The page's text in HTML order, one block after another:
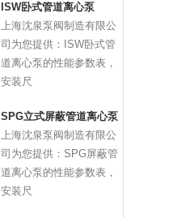
ISW卧式管道离心泵
上海沈泉泵阀制造有限公
司为您提供：ISW卧式管
道离心泵的性能参数表，
安装尺
SPG立式屏蔽管道离心泵
上海沈泉泵阀制造有限公
司为您提供：SPG屏蔽管
道离心泵的性能参数表，
安装尺